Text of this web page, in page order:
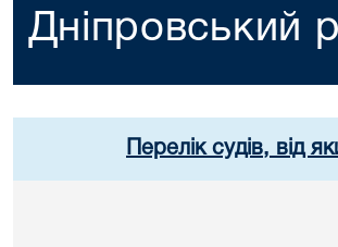
Дніпровський
Перелік судів, від